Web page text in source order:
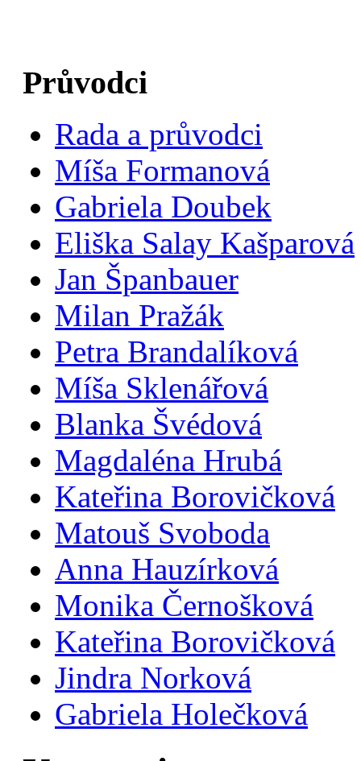
Průvodci
Rada a průvodci
Míša Formanová
Gabriela Doubek
Eliška Salay Kašparová
Jan Španbauer
Milan Pražák
Petra Brandalíková
Míša Sklenářová
Blanka Švédová
Magdaléna Hrubá
Kateřina Borovičková
Matouš Svoboda
Anna Hauzírková
Monika Černošková
Kateřina Borovičková
Jindra Norková
Gabriela Holečková